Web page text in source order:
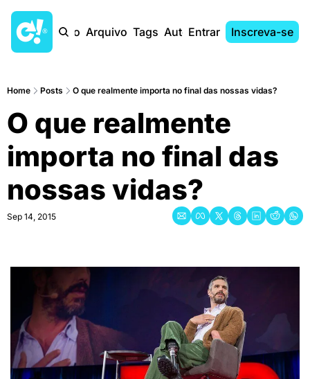
Início Arquivo Tags AutoresEntrar Inscreva-se
Home Posts O que realmente importa no final das nossas vidas?
O que realmente
importa no final das
nossas vidas?
Sep 14, 2015